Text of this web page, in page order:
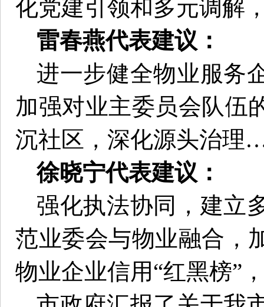
化党建引领和多元调
雷春燕代表建议：
进一步健全物业服务
加强对业主委员会队伍
沉社区，深化源头治
徐晓宁代表建议：
强化执法协同，建立
范业委会与物业融合，
物业企业信用“红黑榜